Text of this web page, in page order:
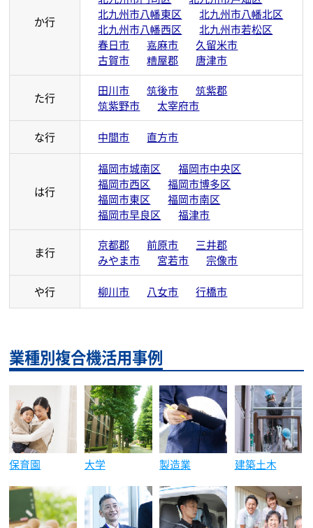
か行
北九州市八幡東区
北九州市八幡北区
北九州市八幡西区
北九州市若松区
春日市
嘉麻市
久留米市
古賀市
糟屋郡 唐津市
た行
田川市 筑後市
筑紫郡
筑紫野市
太宰府市
な行 中間市 直方市
は行
福岡市城南区
福岡市中央区
福岡市西区
福岡市博多区
福岡市東区
福岡市南区
福岡市早良区
福津市
ま行
京都郡 前原市
三井郡
みやま市
宮若市 宗像市
や行 柳川市 八女市 行橋市
業種別複合機活用事例
保育園 大学 製造業 建築土木